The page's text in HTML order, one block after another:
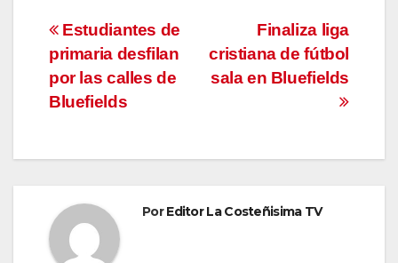
Navegación
de
entradas
Finaliza liga
cristiana de fútbol
sala en Bluefields
Estudiantes de
primaria desfilan
por las calles de
Bluefields
PorEditor La Costeñisima TV